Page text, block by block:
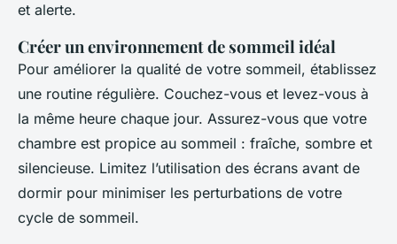
et alerte.
Créer un environnement de sommeil idéal
Pour améliorer la qualité de votre sommeil, établissez
une routine régulière. Couchez-vous et levez-vous à
la même heure chaque jour. Assurez-vous que votre
chambre est propice au sommeil : fraîche, sombre et
silencieuse. Limitez l’utilisation des écrans avant de
dormir pour minimiser les perturbations de votre
cycle de sommeil.